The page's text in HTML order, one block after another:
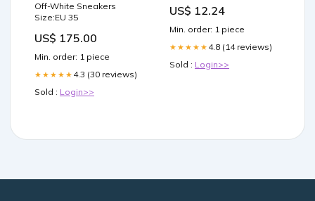
Off-White Sneakers
Size:EU 35
US$ 175.00
Min. order: 1 piece
★★★★★ 4.3 (30 reviews)
Sold : Login>>
US$ 12.24
Min. order: 1 piece
★★★★★ 4.8 (14 reviews)
Sold : Login>>